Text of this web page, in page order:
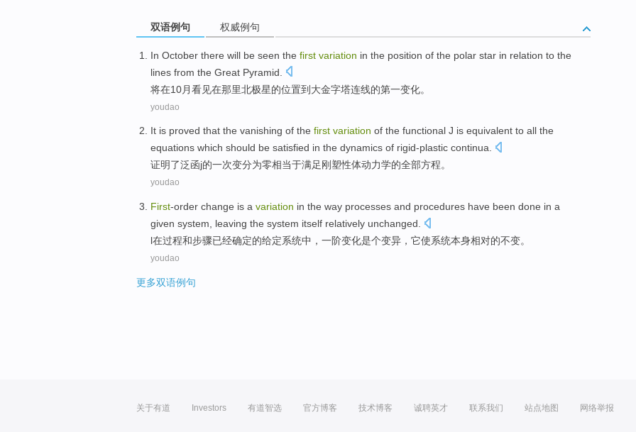
双语例句 权威例句
In October there will be seen the first variation in the position of the polar star in relation to the
lines from the Great Pyramid
将在10月看见在那里北极星的位置到大金字塔连线的第一变化。
youdao
It is proved that the vanishing of the first variation of the functional J is equivalent to all the
equations which should be satisfied in the dynamics of rigid-plastic continua.
证明了泛函j的一次变分为零相当于满足刚塑性体动力学的全部方程。
youdao
First-order change is a variation in the way processes and procedures have been done in a
given system leaving the system itself relatively unchanged
l在过程和步骤已经确定的给定系统中 ， 一阶变化是个变异 ，它使系统本身相对的不变。
youdao
更多双语例句
关于有道 Investors 有道智选 官方博客 技术博客 诚聘英才 联系我们 站点地图 网络举报